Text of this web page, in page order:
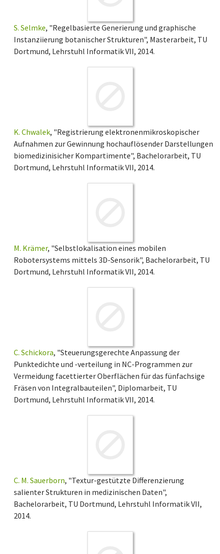
S. Selmke, "Regelbasierte Generierung und graphische
Instanziierung botanischer Strukturen", Masterarbeit, TU
Dortmund, Lehrstuhl Informatik VII, 2014.
K. Chwalek, "Registrierung elektronenmikroskopischer
Aufnahmen zur Gewinnung hochauflösender Darstellungen
biomedizinisicher Kompartimente", Bachelorarbeit, TU
Dortmund, Lehrstuhl Informatik VII, 2014.
M. Krämer, "Selbstlokalisation eines mobilen
Robotersystems mittels 3D-Sensorik", Bachelorarbeit, TU
Dortmund, Lehrstuhl Informatik VII, 2014.
C. Schickora, "Steuerungsgerechte Anpassung der
Punktedichte und -verteilung in NC-Programmen zur
Vermeidung facettierter Oberflächen für das fünfachsige
Fräsen von Integralbauteilen", Diplomarbeit, TU
Dortmund, Lehrstuhl Informatik VII, 2014.
C. M. Sauerborn, "Textur-gestützte Differenzierung
salienter Strukturen in medizinischen Daten",
Bachelorarbeit, TU Dortmund, Lehrstuhl Informatik VII,
2014.